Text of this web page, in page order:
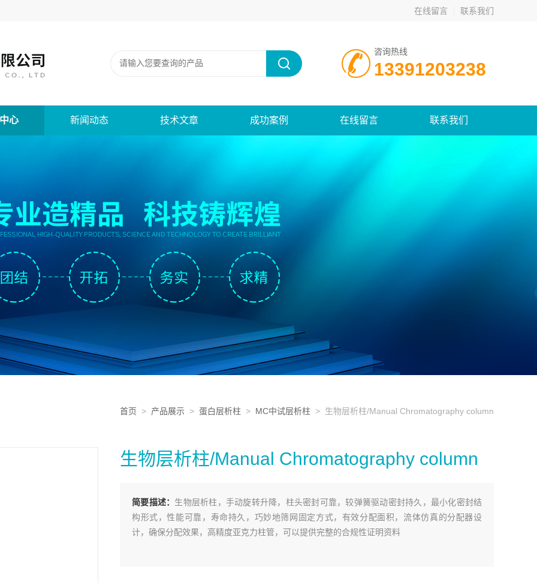
在线留言 联系我们
咨询热线
13391203238
心 新闻动态 技术文章 成功案例 在线留言 联系我们
首页 > 产品展示 > 蛋白层析柱 > MC中试层析柱 > 生物层析柱/Manual Chromatography column
生物层析柱/Manual Chromatography column
简要描述： 生物层析柱，手动旋转升降，柱头密封可靠，较弹簧驱动密封持久，最小化密封结
构形式，性能可靠，寿命持久，巧妙地筛网固定方式，有效分配面积，流体仿真的分配器设
计，确保分配效果，高精度亚克力柱管，可以提供完整的合规性证明资料